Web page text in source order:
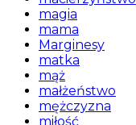
magia
mama
Marginesy
matka
mąż
małżeństwo
mężczyzna
miłość